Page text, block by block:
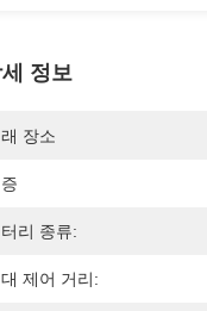
정보
장소
리 종류:
제어 거리: